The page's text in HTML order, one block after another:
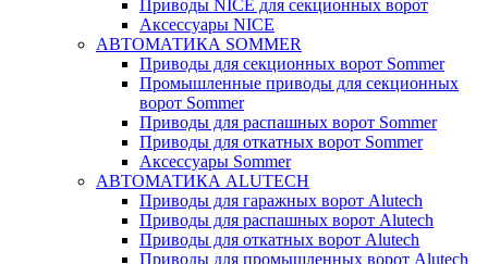
Приводы NICE для секционных ворот
Аксессуары NICE
АВТОМАТИКА SOMMER
Приводы для секционных ворот Sommer
Промышленные приводы для секционных
ворот Sommer
Приводы для распашных ворот Sommer
Приводы для откатных ворот Sommer
Аксессуары Sommer
АВТОМАТИКА ALUTECH
Приводы для гаражных ворот Alutech
Приводы для распашных ворот Alutech
Приводы для откатных ворот Alutech
Приводы для промышленных ворот Alutech